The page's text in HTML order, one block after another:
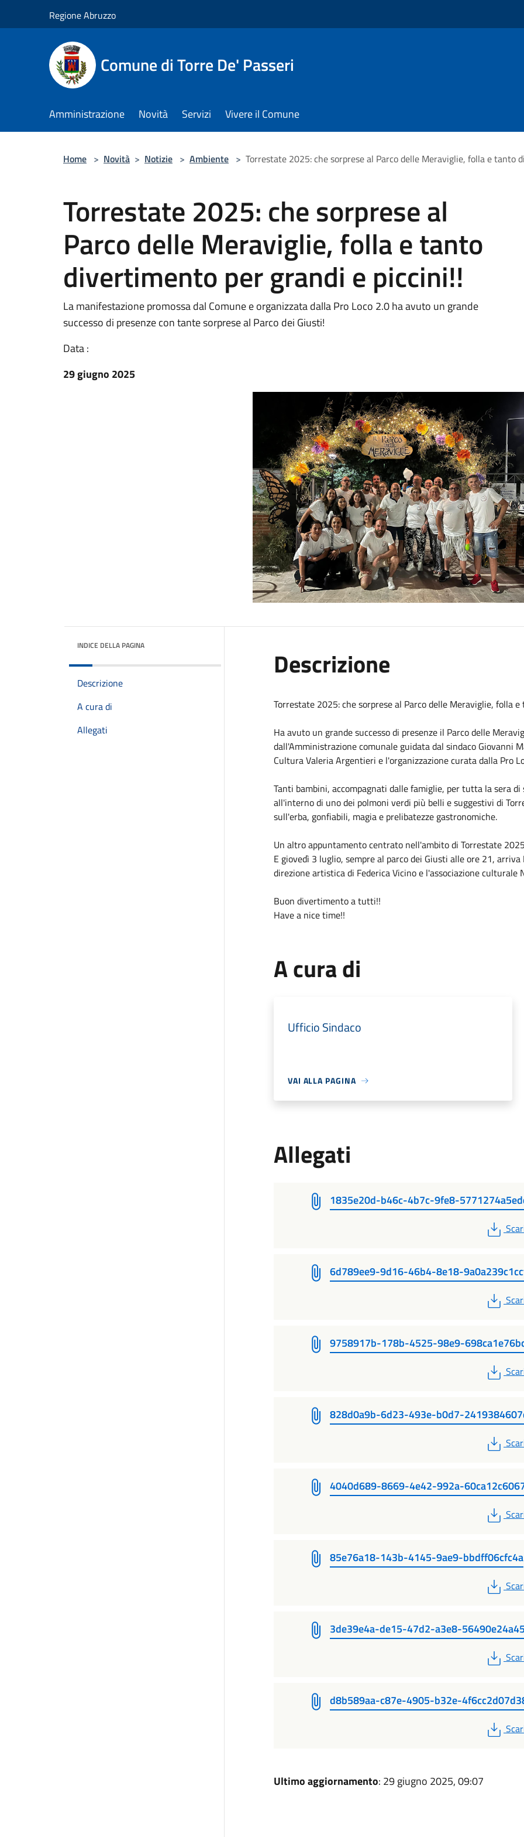
Regione Abruzzo
Comune di Torre De' Passeri
Amministrazione Novità Servizi Vivere il Comune
Home > Novità > Notizie > Ambiente > Torrestate 2025: che sorprese al Parco delle Meraviglie, folla e tanto
Torrestate 2025: che sorprese al
Parco delle Meraviglie, folla e tanto
divertimento per grandi e piccini!!
La manifestazione promossa dal Comune e organizzata dalla Pro Loco 2.0 ha avuto un grande
successo di presenze con tante sorprese al Parco dei Giusti!
Data :
29 giugno 2025
INDICE DELLA PAGINA
Descrizione
A cura di
Allegati
Descrizione
Torrestate 2025: che sorprese al Parco delle Meraviglie, folla
Ha avuto un grande successo di presenze il Parco delle
dall'Amministrazione comunale guidata dal sindaco Giovanni
Cultura Valeria Argentieri e l'organizzazione curata dalla Pro
Tanti bambini, accompagnati dalle famiglie, per tutta la sera
all'interno di uno dei polmoni verdi più belli e suggestivi di
sull'erba, gonfiabili, magia e prelibatezze gastronomiche.
Un altro appuntamento centrato nell'ambito di Torrestate
E giovedì 3 luglio, sempre al parco dei Giusti alle ore 21,
direzione artistica di Federica Vicino e l'associazione culturale
Buon divertimento a tutti!!
Have a nice time!!
A cura di
Ufficio Sindaco
VAI ALLA PAGINA
Allegati
1835e20d-b46c-4b7c-9fe8-
PDF
6d789ee9-9d16-46b4-8e18-
PDF
9758917b-178b-4525-98e9-
PDF
828d0a9b-6d23-493e-b0d7-
PDF
4040d689-8669-4e42-992a-
PDF
85e76a18-143b-4145-9ae9-bbdff06cfc4a
PDF
3de39e4a-de15-47d2-a3e8-
PDF
d8b589aa-c87e-4905-b32e-
PDF
Ultimo aggiornamento: 29 giugno 2025, 09:07